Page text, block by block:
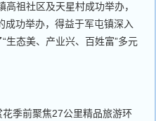
祖社区及天星村成功举办，
功举办，得益于军屯镇深入
生态美、产业兴、百姓富”多元
季前聚焦27公里精品旅游环